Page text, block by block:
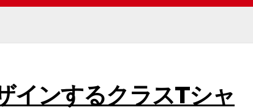
インするクラスTシャ